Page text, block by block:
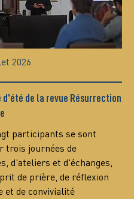
2026
d'été de la revue Résurrection
participants se sont
trois journées de
d'ateliers et d'échanges,
de prière, de réflexion
et de convivialité